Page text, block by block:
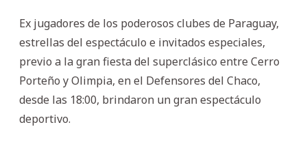
Ex jugadores de los poderosos clubes de Paraguay,
estrellas del espectáculo e invitados especiales,
previo a la gran fiesta del superclásico entre Cerro
Porteño y Olimpia, en el Defensores del Chaco,
desde las 18:00, brindaron un gran espectáculo
deportivo.